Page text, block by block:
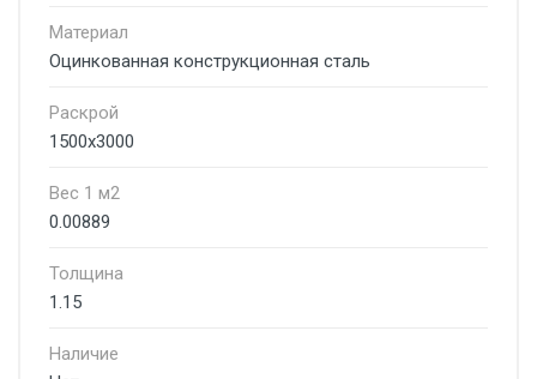
Материал
Оцинкованная конструкционная сталь
Раскрой
1500x3000
Вес 1 м2
0.00889
Толщина
1.15
Наличие